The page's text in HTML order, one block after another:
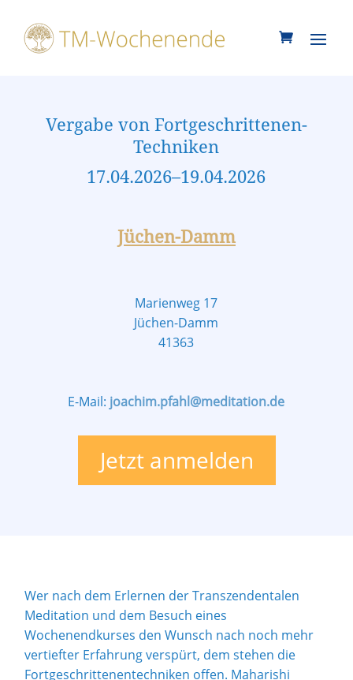
Vergabe von Fortgeschrittenen-
Techniken
17.04.2026–19.04.2026
Jüchen-Damm
Marienweg 17
Jüchen-Damm
41363
E-Mail: joachim.pfahl@meditation.de
Jetzt anmelden
Wer nach dem Erlernen der Transzendentalen
Meditation und dem Besuch eines
Wochenendkurses den Wunsch nach noch mehr
vertiefter Erfahrung verspürt, dem stehen die
Fortgeschrittenentechniken offen. Maharishi